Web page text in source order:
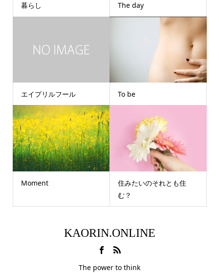
暮らし The day
エイプリルフール To be
Moment
住みたいのそれとも住
む？
KAORIN.ONLINE
The power to think